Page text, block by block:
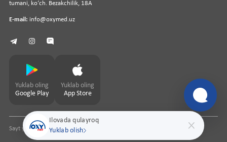
Ilovada qulayroq
Yuklab olish
tumani, koʻch. Bezakchilik, 18A
E-mail: info@oxymed.uz
Yuklab oling
Google Play
Yuklab oling
App Store
Sayt yaratuvchipharmit.uz